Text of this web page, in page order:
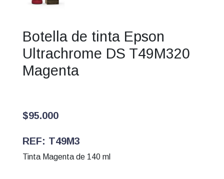
Botella de tinta Epson
Ultrachrome DS T49M320
Magenta
$95.000
REF: T49M3
Tinta Magenta de 140 ml